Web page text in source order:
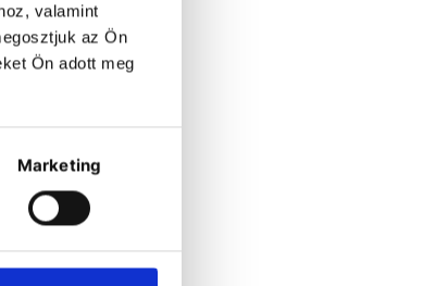
valamint
az Ön
Ön adott meg
Marketing